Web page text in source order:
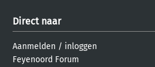
Direct naar
Aanmelden / inloggen
Feyenoord Forum